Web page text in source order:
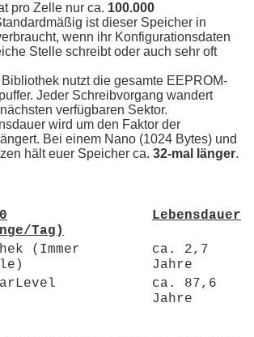
pro Zelle nur ca. 100.000
ist dieser Speicher in
wenn ihr Konfigurationsdaten
Stelle schreibt oder auch sehr oft
Bibliothek nutzt die gesamte EEPROM-
Jeder Schreibvorgang wandert
verfügbaren Sektor.
wird um den Faktor der
Bei einem Nano (1024 Bytes) und
hält euer Speicher ca. 32-mal länger.
Tag)
Lebensdauer
(Immer
ca. 2,7
Jahre
ca. 87,6
Jahre